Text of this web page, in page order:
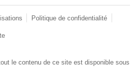
Politique de confidentialité
le contenu de ce site est disponible sous